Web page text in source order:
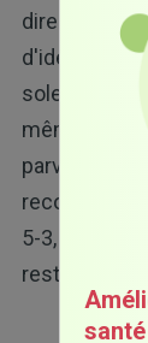
directrice,
d'identifier
soleil. Je
même à ce
parviennent
5-3, voici ce
rester